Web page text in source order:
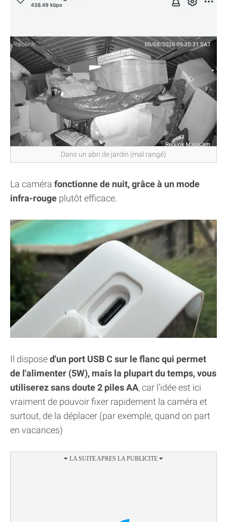
Dans un abri de jardin (mal rangé)
La caméra fonctionne de nuit, grâce à un mode
infra-rouge plutôt efficace.
Il disposed'un port USB C sur le flanc qui permet
de l'alimenter (5W), mais la plupart du temps, vous
utiliserez sans doute 2 piles AA, car l'idée est ici
vraiment de pouvoir fixer rapidement la caméra et
surtout, de la déplacer (par exemple, quand on part
en vacances)